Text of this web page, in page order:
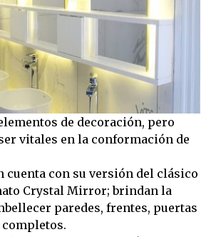
de decoración, pero
vitales en la conformación de
cuenta con su versión del clásico
Crystal Mirror; brindan la
paredes, frentes, puertas